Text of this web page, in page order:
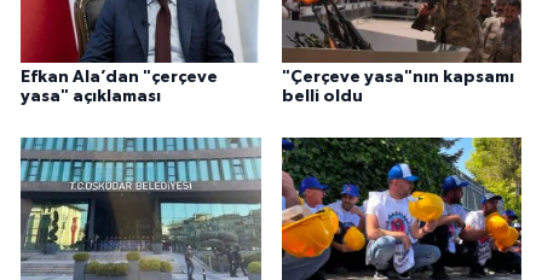
Efkan Ala’dan "çerçeve
yasa" açıklaması
"Çerçeve yasa"nın kapsamı
belli oldu